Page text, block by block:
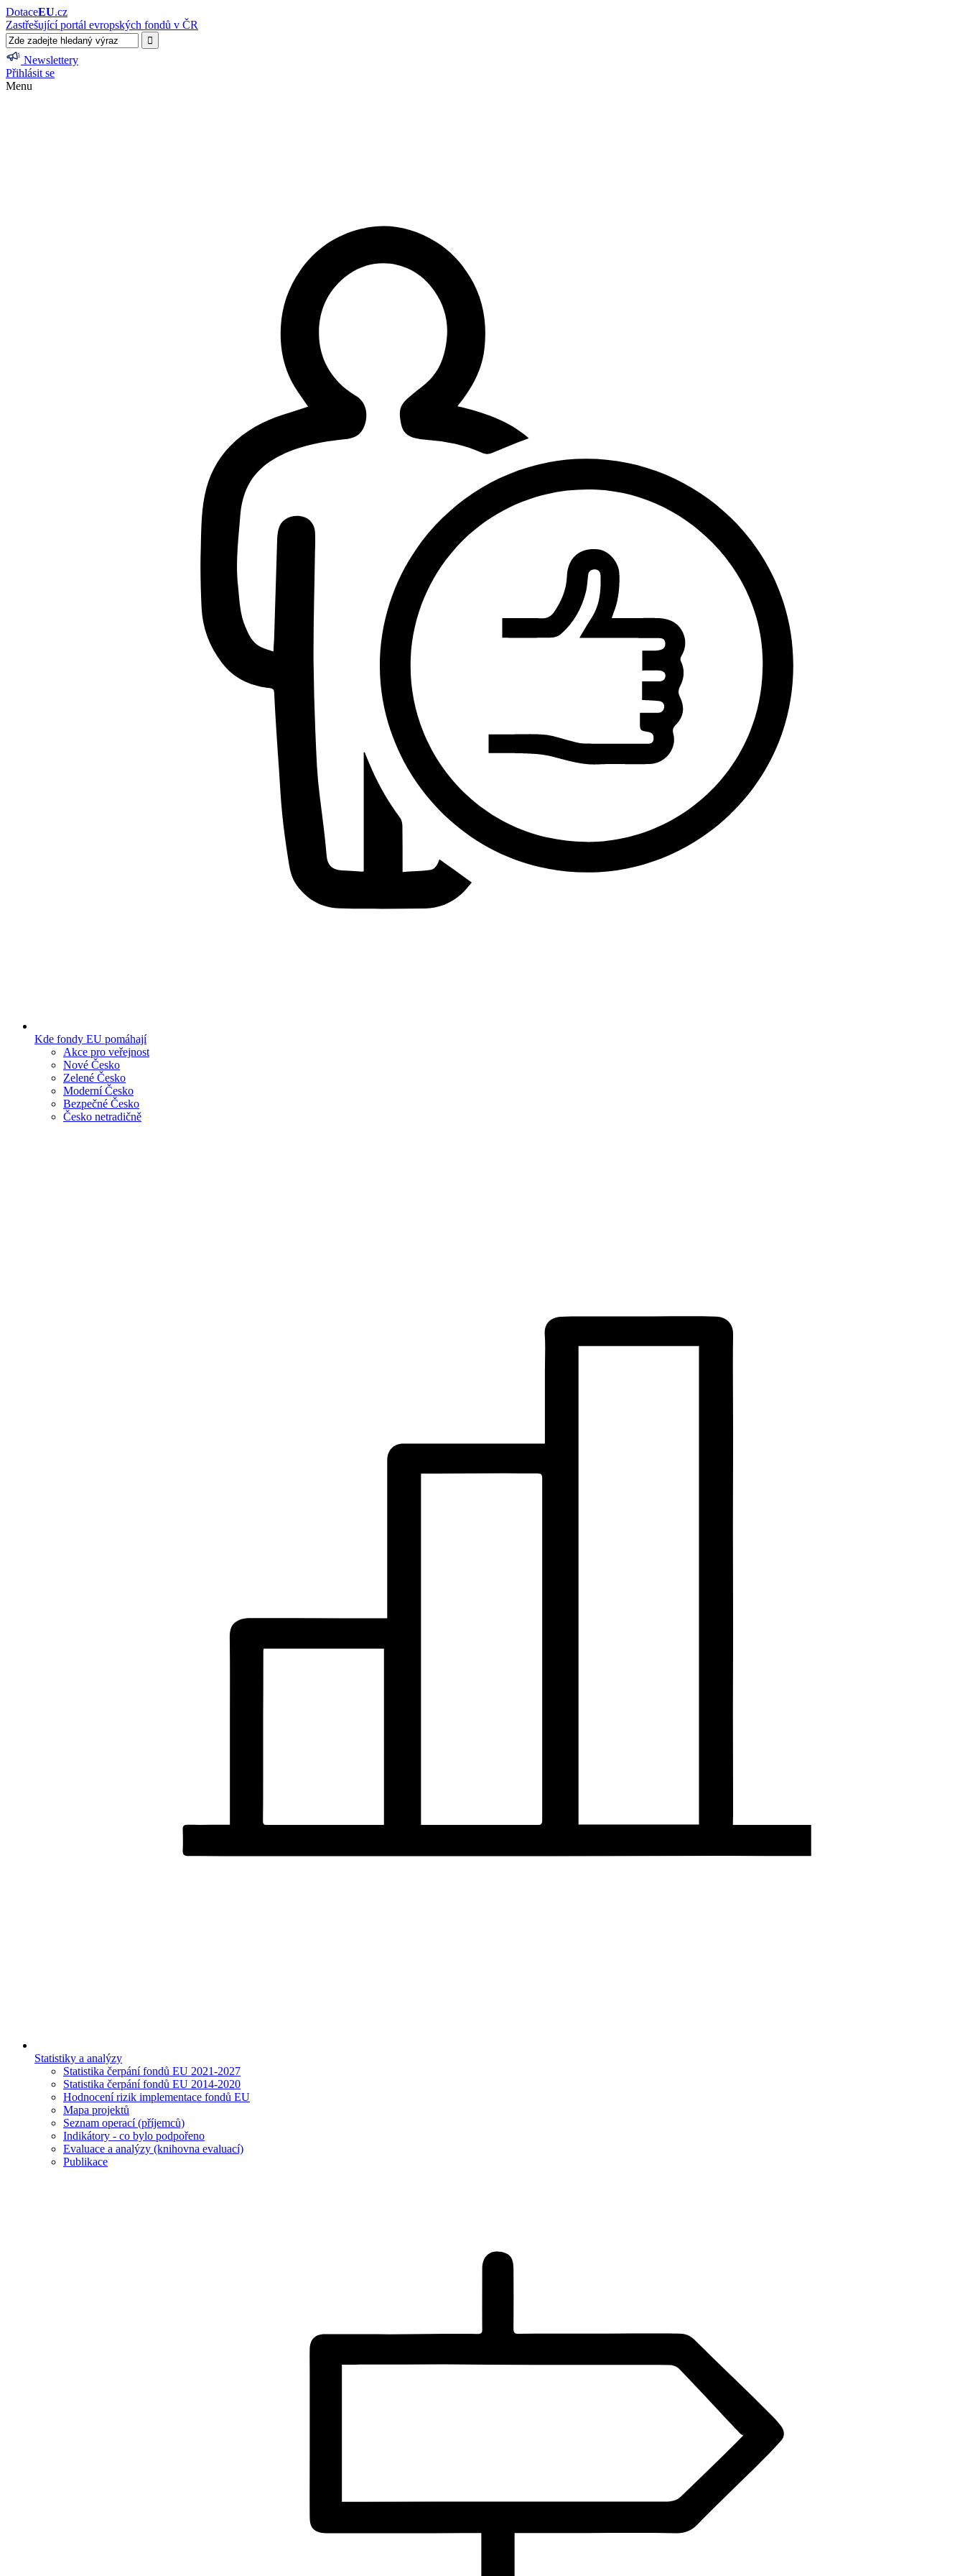
DotaceEU.cz
Zastřešující portál evropských fondů v ČR
Newslettery
Přihlásit se
Menu
Kde fondy EU pomáhají
Akce pro veřejnost
Nové Česko
Zelené Česko
Moderní Česko
Bezpečné Česko
Česko netradičně
Statistiky a analýzy
Statistika čerpání fondů EU 2021-2027
Statistika čerpání fondů EU 2014-2020
Hodnocení rizik implementace fondů EU
Mapa projektů
Seznam operací (příjemců)
Indikátory - co bylo podpořeno
Evaluace a analýzy (knihovna evaluací)
Publikace